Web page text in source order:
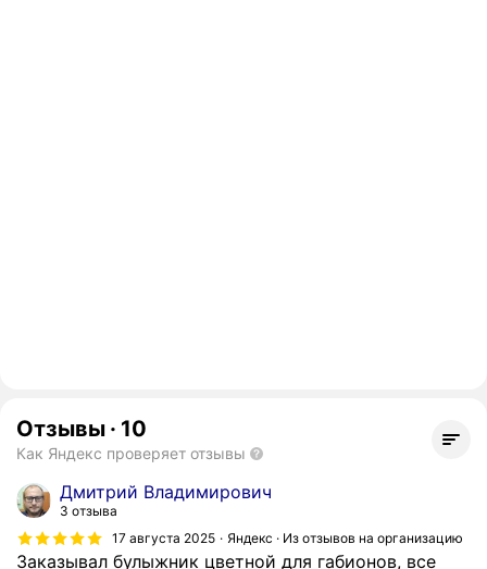
Отзывы · 10
Как Яндекс проверяет отзывы
Дмитрий Владимирович
3 отзыва
17 августа 2025
Яндекс · Из отзывов на организацию
Заказывал булыжник цветной для габионов, все